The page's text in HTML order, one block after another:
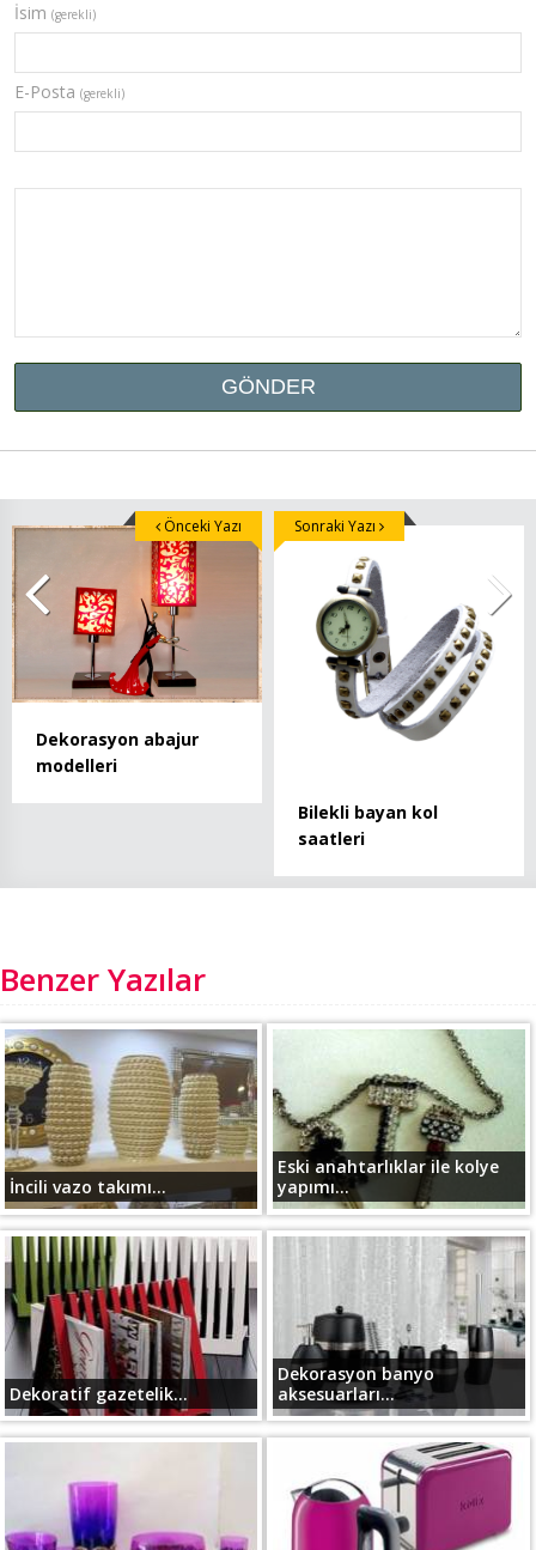
İsim (gerekli)
E-Posta (gerekli)
Dekorasyon abajur
modelleri
Önceki Yazı
Bilekli bayan kol
saatleri
Sonraki Yazı
Benzer Yazılar
İncili vazo takımı...
Eski anahtarlıklar ile kolye
yapımı...
Dekoratif gazetelik...
Dekorasyon banyo
aksesuarları...